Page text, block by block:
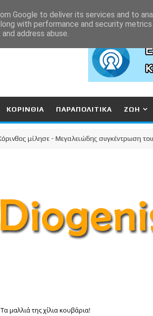
ΚΟΡΙΝΘΙΑ ΠΑΡΑΠΟΛΙΤΙΚΑ ΖΩΗ
μίλησε - Μεγαλειώδης συγκέντρωση του Νίκου
μαλλιά της χίλια κουβάρια!
Google to deliver its services and to
with performance and security
address abuse.